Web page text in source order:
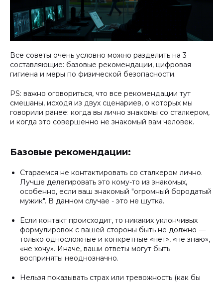
Все советы очень условно можно разделить на 3
составляющие: базовые рекомендации, цифровая
гигиена и меры по физической безопасности.
PS: важно оговориться, что все рекомендации тут
смешаны, исходя из двух сценариев, о которых мы
говорили ранее: когда вы лично знакомы со сталкером,
и когда это совершенно не знакомый вам человек.
Базовые рекомендации:
Стараемся не контактировать со сталкером лично.
Лучше делегировать это кому-то из знакомых,
особенно, если ваш знакомый "огромный бородатый
мужик". В данном случае - это не шутка.
Если контакт происходит, то никаких уклончивых
формулировок с вашей стороны быть не должно —
только односложные и конкретные «нет», «не знаю»,
«не хочу». Иначе, ваши ответы могут быть
восприняты неоднозначно.
Нельзя показывать страх или тревожность (как бы